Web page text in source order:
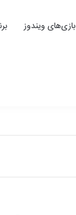
بازی‌های ویندوز